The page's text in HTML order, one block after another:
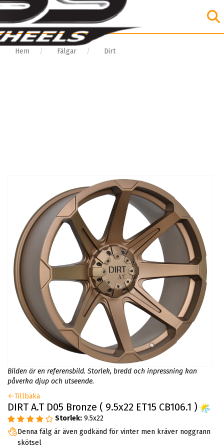
Hem Fälgar Dirt
Bilden är en referensbild. Storlek, bredd och inpressning kan
påverka djup och utseende.
Tillbaka
DIRT A.T D05 Bronze ( 9.5x22 ET15 CB106.1 )
Storlek: 9.5x22
Denna fälg är även godkänd för vinter men kräver noggrann
skötsel